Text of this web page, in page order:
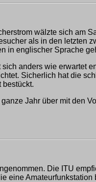
wälzte sich am
als in den letzten
in englischer Sprache
anders wie erwartet
Sicherlich hat die
bestückt.
Jahr über mit den
Die ITU
eine Amateurfunkstation